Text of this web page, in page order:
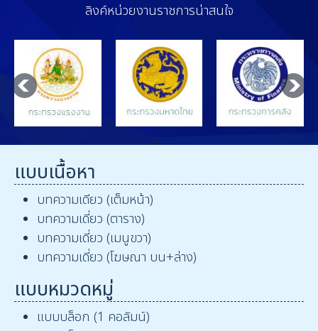
ลิงค์หน่วยงานราชการน่าสนใจ
แบบเนื้อหา
บทความเดียว (เต็มหน้า)
บทความเดี่ยว (ตาราง)
บทความเดี่ยว (เมนูขวา)
บทความเดี่ยว (โฆษณา บน+ล่าง)
แบบหมวดหมู่
แบบบล็อก (1 คอลัมน์)